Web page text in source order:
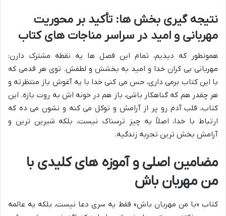
نتیجه گیری بخش ها: تأکید بر محوریت
مهربانی و امید در سراسر مناجات های کتاب
همونطور که دیدیم، تمام این فصل ها یه نقطه مشترک دارن:
مهربانی بی کران خدا و امید به بخشش و لطفش. توی هر قدمی که
با این کتاب برمی داری، حس می کنی خدا با یه آغوش باز منتظرته و
هر چقدر هم که گناهکار باشی، باز هم در خونه اش به روت بازه. این
کتاب، قلب آدم رو پر از آرامش و توکل می کنه و نشون می ده که
ارتباط با خدا، اصلاً یه چیز ترسناک نیست، بلکه شیرین ترین و
آرامش بخش ترین تجربه زندگیه.
مضامین اصلی و آموزه های کلیدی با
من مهربان باش
کتاب «با من مهربان باش» فقط یه سری دعا نیست، بلکه یه عالمه